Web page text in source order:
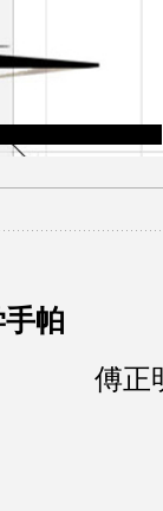
帕
傅正